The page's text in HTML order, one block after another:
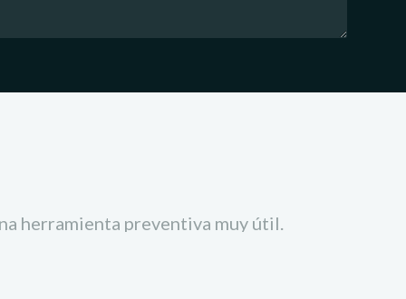
herramienta preventiva muy útil.